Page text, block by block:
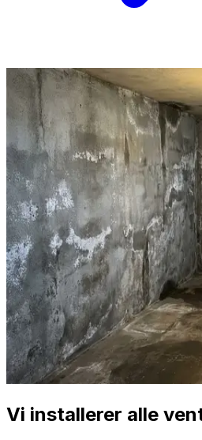
Vi installerer alle